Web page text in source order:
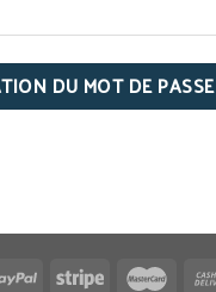
DU MOT DE PASSE